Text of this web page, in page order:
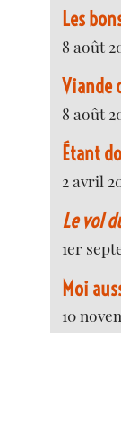
Les
8 août
Viande
8 août
Étant
2 avril
Le vol
1er
Moi
10